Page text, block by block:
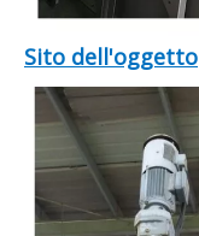
Sito dell'oggetto